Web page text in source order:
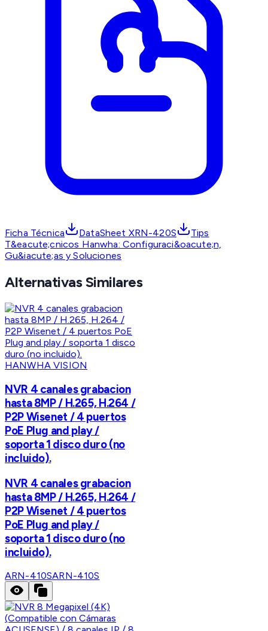
Ficha Técnica DataSheet XRN-420S
Tips
T&eacute;cnicos Hanwha: Configuraci&oacute;n,
Gu&iacute;as y Soluciones
Alternativas Similares
HANWHA VISION
NVR 4 canales grabacion
hasta 8MP / H.265, H.264 /
P2P Wisenet / 4 puertos
PoE Plug and play /
soporta 1 disco duro (no
incluido).
NVR 4 canales grabacion
hasta 8MP / H.265, H.264 /
P2P Wisenet / 4 puertos
PoE Plug and play /
soporta 1 disco duro (no
incluido).
ARN-410SARN-410S